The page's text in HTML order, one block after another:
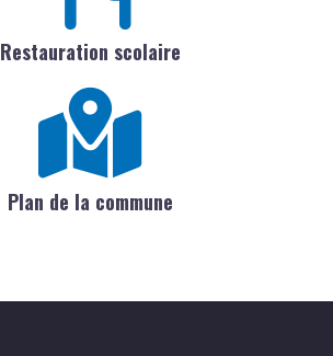
Restauration scolaire
Plan de la commune